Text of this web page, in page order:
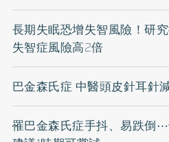
長期失眠恐增失智風險！研
失智症風險高2倍
巴金森氏症 中醫頭皮針耳針
罹巴金森氏症手抖、易跌倒